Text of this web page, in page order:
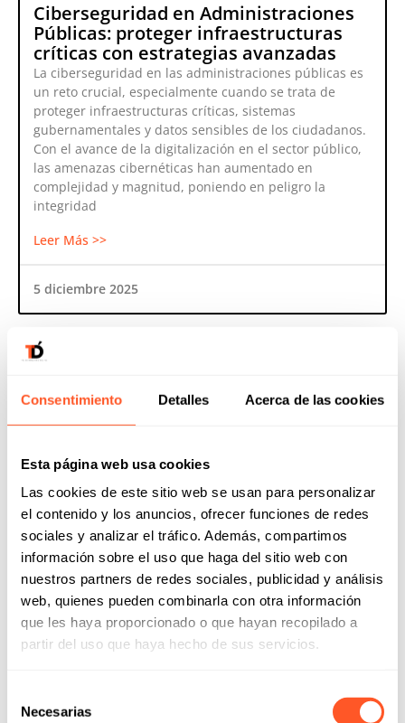
Consentimiento Detalles Acerca de las cookies
Esta página web usa cookies
Las cookies de este sitio web se usan para personalizar
el contenido y los anuncios, ofrecer funciones de redes
sociales y analizar el tráfico. Además, compartimos
información sobre el uso que haga del sitio web con
nuestros partners de redes sociales, publicidad y análisis
web, quienes pueden combinarla con otra información
que les haya proporcionado o que hayan recopilado a
partir del uso que haya hecho de sus servicios.
Necesarias
Ciberseguridad en Administraciones
Públicas: proteger infraestructuras
críticas con estrategias avanzadas
La ciberseguridad en las administraciones públicas es
un reto crucial, especialmente cuando se trata de
proteger infraestructuras críticas, sistemas
gubernamentales y datos sensibles de los ciudadanos.
Con el avance de la digitalización en el sector público,
las amenazas cibernéticas han aumentado en
complejidad y magnitud, poniendo en peligro la
integridad
Leer Más >>
5 diciembre 2025
Transformación Digital obtiene el
Sello «PYME Innovadora» del
Ministerio de Ciencia, Innovación y
Universidades
“PYME Innovadora” es una certificación oficial del